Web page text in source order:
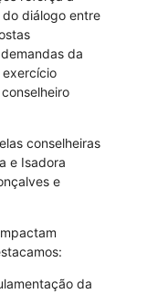
diálogo entre
da
conselheiras
e Isadora
e
da